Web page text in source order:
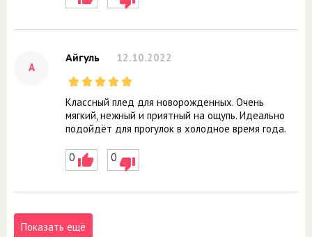
А
Айгуль 12.10.2022
Классный плед для новорожденных. Очень
мягкий, нежный и приятный на ощупь. Идеально
подойдёт для прогулок в холодное время года.
0 0
Показать ещё